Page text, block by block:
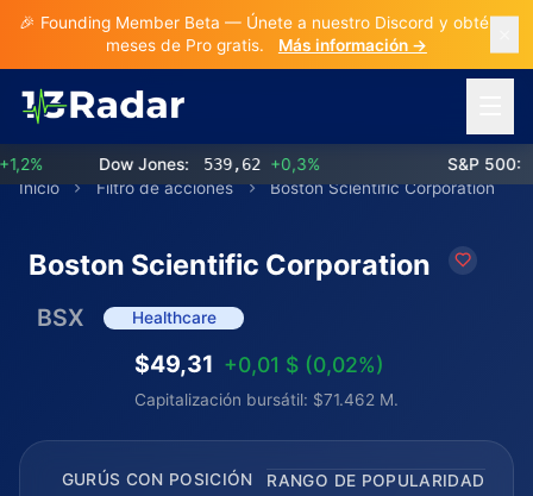
🎉 Founding Member Beta — Únete a nuestro Discord y obtén 3
meses de Pro gratis.
Más información →
Dow Jones: 539,62 +0,3% S&P 500:
Inicio
Filtro de acciones Boston Scientific Corporation
Boston Scientific Corporation
BSX Healthcare
$49,31 +0,01 $ (0,02%)
Capitalización bursátil: $71.462 M.
GURÚS CON POSICIÓN RANGO DE POPULARIDAD